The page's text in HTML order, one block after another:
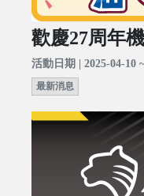
歡慶27周年
活動日期 | 2025-04-10
最新消息